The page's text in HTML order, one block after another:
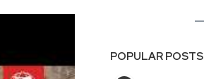
POPULAR POSTS